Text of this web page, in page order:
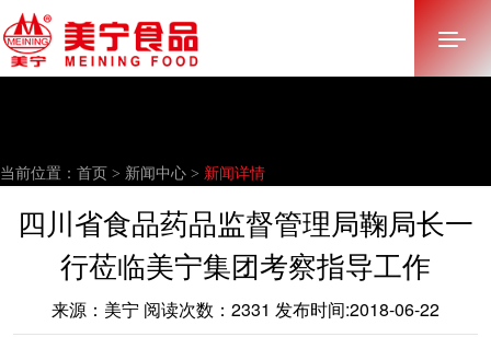
多元化产业
当前位置： 首页 > 新闻中心 > 新闻详情
四川省食品药品监督管理局鞠局长一
行莅临美宁集团考察指导工作
来源：美宁 阅读次数：2331 发布时间:2018-06-22